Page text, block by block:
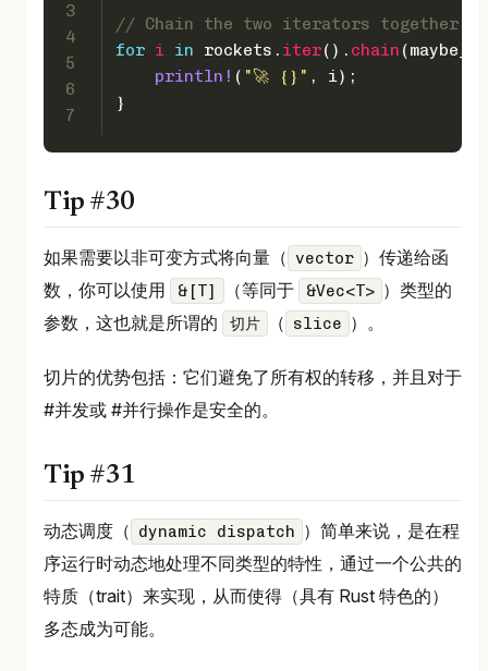
3
4
5
6
7
// Chain the two iterators together.
for i in rockets. iter(). chain
println! ( "🚀 {}" , i);
}
Tip #30
如果需要以非可变方式将向量（ vector ）传递给函
数，你可以使用
&[T] （等同于 &Vec<T> ）类型的
参数，这也就是所谓的
切片 （ slice ）。
切片的优势包括：它们避免了所有权的转移，并且对于
#并发或 #并行操作是安全的。
Tip #31
动态调度（ dynamic dispatch ）简单来说，是在程
序运行时动态地处理不同类型的特性，通过一个公共的
特质（trait）来实现，从而使得（具有 Rust 特色的）
多态成为可能。